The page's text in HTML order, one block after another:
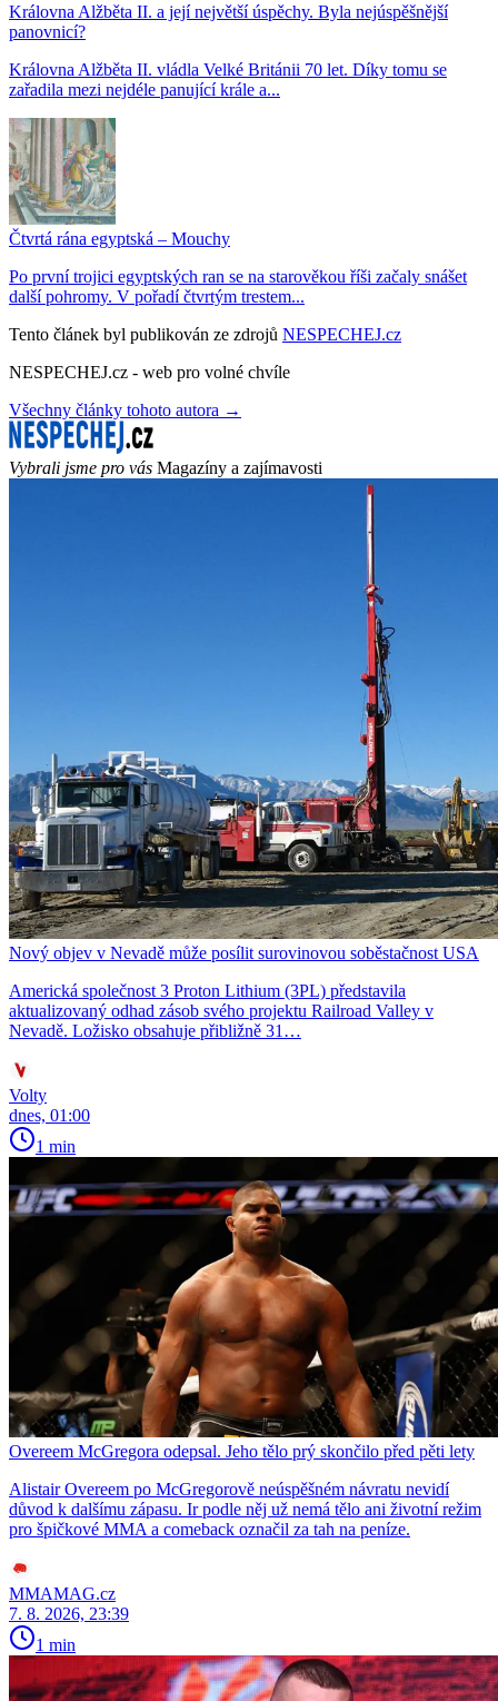
Královna Alžběta II. a její největší úspěchy. Byla nejúspěšnější
panovnicí?
Královna Alžběta II. vládla Velké Británii 70 let. Díky tomu se
zařadila mezi nejdéle panující krále a...
Čtvrtá rána egyptská – Mouchy
Po první trojici egyptských ran se na starověkou říši začaly snášet
další pohromy. V pořadí čtvrtým trestem...
Tento článek byl publikován ze zdrojů NESPECHEJ.cz
NESPECHEJ.cz - web pro volné chvíle
Všechny články tohoto autora →
Vybrali jsme pro vás Magazíny a zajímavosti
Nový objev v Nevadě může posílit surovinovou soběstačnost USA
Americká společnost 3 Proton Lithium (3PL) představila
aktualizovaný odhad zásob svého projektu Railroad Valley v
Nevadě. Ložisko obsahuje přibližně 31…
Volty
dnes, 01:00
1 min
Overeem McGregora odepsal. Jeho tělo prý skončilo před pěti lety
Alistair Overeem po McGregorově neúspěšném návratu nevidí
důvod k dalšímu zápasu. Ir podle něj už nemá tělo ani životní režim
pro špičkové MMA a comeback označil za tah na peníze.
MMAMAG.cz
7. 8. 2026, 23:39
1 min